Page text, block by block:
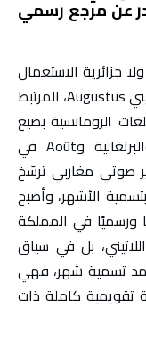
عن مرجع رسمي
جزائرية الاستعمال
تاريخيًا، بل تعود في أصلها إلى الاسم اللاتيني Augustus، المرتبط
الرومانسية بصيغ
متعددة مثل Agosto في الإسبانية والبرتغالية وAoût في
صوتي مغاربي ترسّخ
الأشهر، وأصبح
ورسميًا في المملكة
بل في سياق
تسمية شهر، فهي
تقويمية كاملة ذات